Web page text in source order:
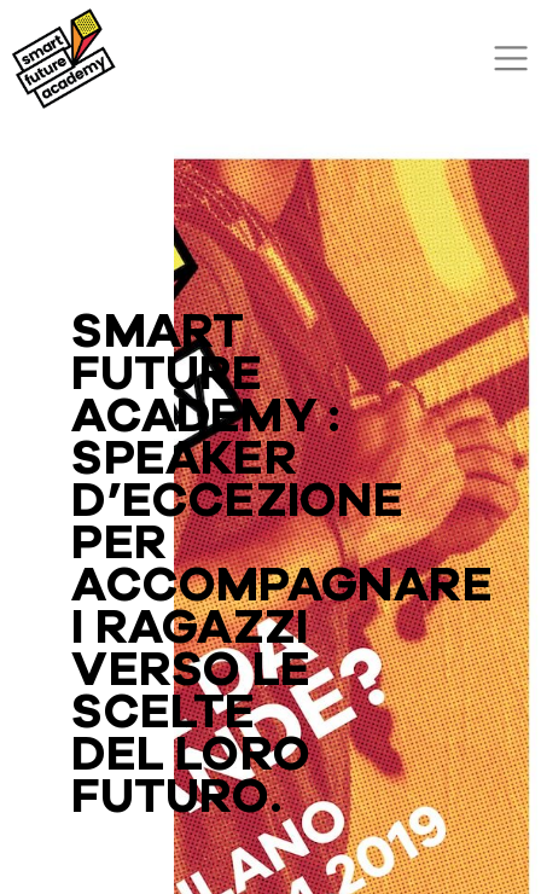
SMART
FUTURE
ACADEMY :
SPEAKER
D’ECCEZIONE
PER
ACCOMPAGNARE
I RAGAZZI
VERSO LE
SCELTE
DEL LORO
FUTURO.